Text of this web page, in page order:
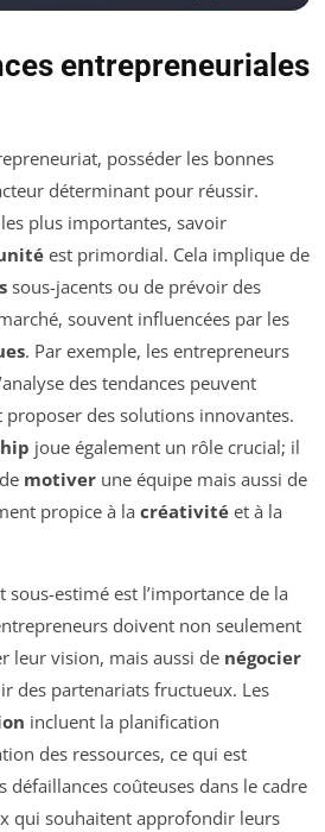
entrepreneuriales
posséder les bonnes
déterminant pour réussir.
plus importantes, savoir
est primordial. Cela implique de
sous-jacents ou de prévoir des
souvent influencées par les
. Par exemple, les entrepreneurs
des tendances peuvent
proposer des solutions innovantes.
joue également un rôle crucial; il
motiver une équipe mais aussi de
propice à la créativité et à la
sous-estimé est l’importance de la
doivent non seulement
leur vision, mais aussi de négocier
des partenariats fructueux. Les
incluent la planification
des ressources, ce qui est
défaillances coûteuses dans le cadre
qui souhaitent approfondir leurs